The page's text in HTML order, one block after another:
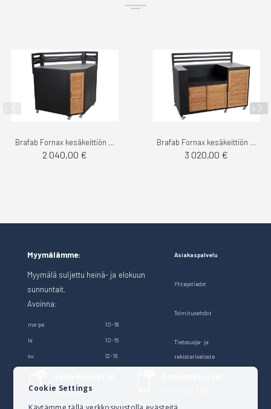
2 040,00 € 3 020,00 €
Myymälämme:
Myymälä suljettu heinä- ja elokuun
sunnuntait.
Avoinna:
ma-pe 10-18
la 10-16
su 12-16
Asiakaspalvelu
Yhteystiedot
Toimitusehdot
Tietosuoja- ja
rekisteriseloste
040 528 1124
Cookie Settings